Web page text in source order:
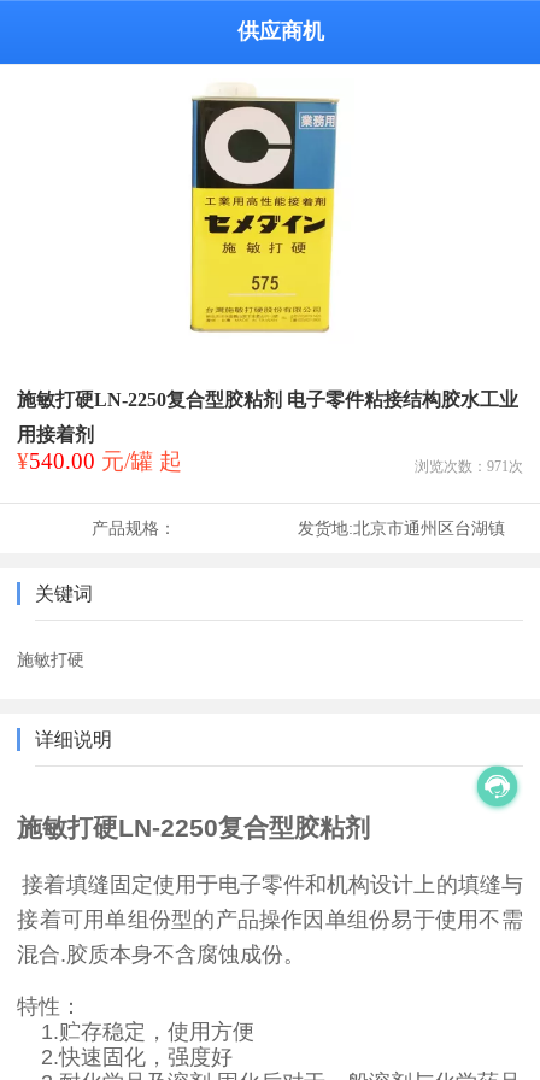
供应商机
施敏打硬LN-2250复合型胶粘剂 电子零件粘接结构胶水工业
用接着剂
¥540.00 元/罐 起 浏览次数： 971 次
产品规格： 发货地:北京市通州区台湖镇
关键词
施敏打硬
详细说明
施敏打硬LN-2250复合型胶粘剂
接着填缝固定使用于电子零件和机构设计上的填缝与
接着可用单组份型的产品操作因单组份易于使用不需
混合.胶质本身不含腐蚀成份。
特性：
1.贮存稳定，使用方便
2.快速固化，强度好